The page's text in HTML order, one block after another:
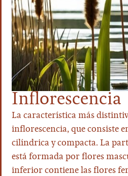
Inflorescencia
La característica más
inflorescencia, que consiste
cilíndrica y compacta. La
está formada por flores
inferior contiene las flores